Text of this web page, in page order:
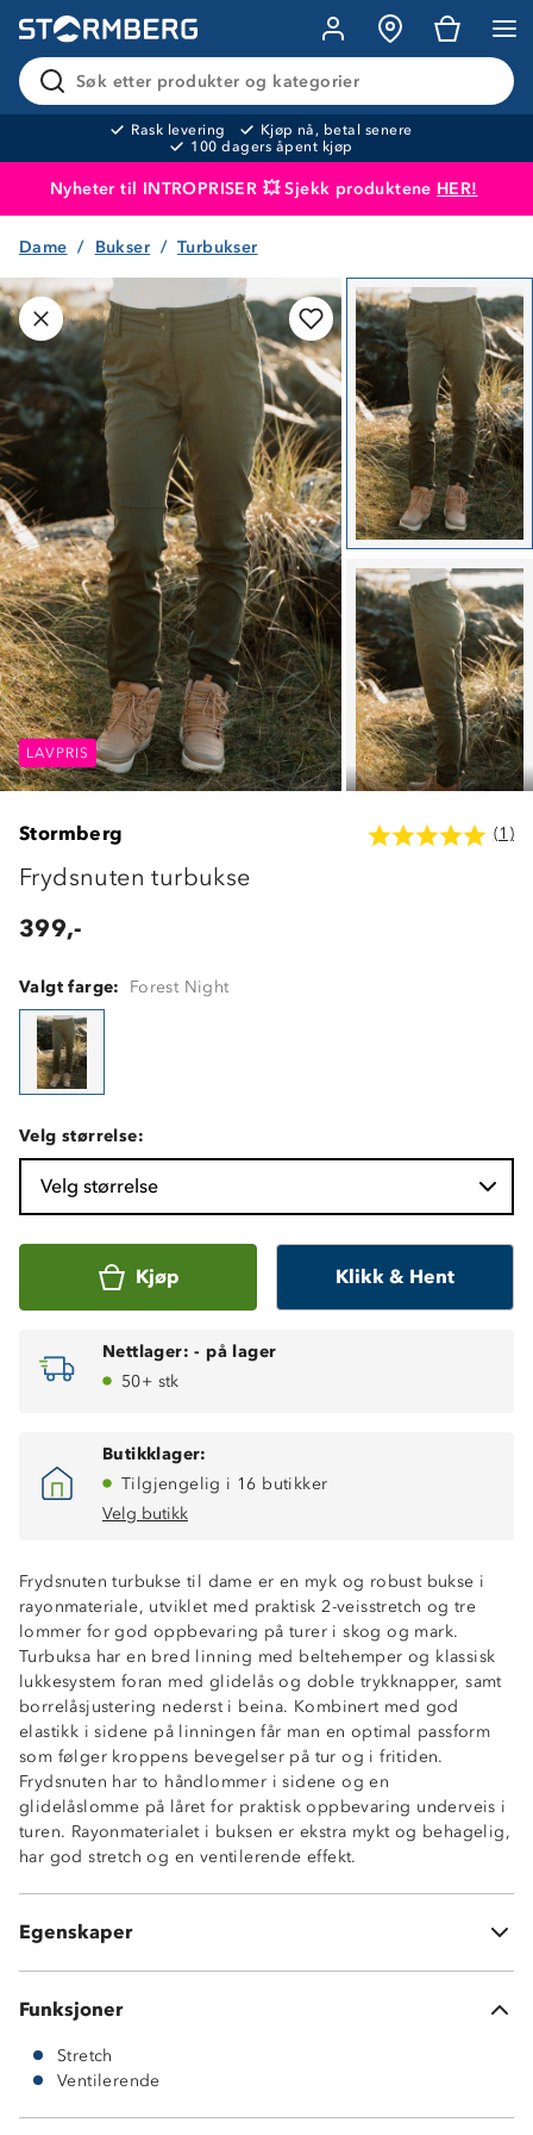
Søk etter produkter og kategorier
Rask levering
Kjøp nå, betal senere
100 dagers åpent kjøp
Nyheter til INTROPRISER 💥 Sjekk produktene HER!
Produktet er lagt i handlekurven
Dame Bukser Turbukser
LAVPRIS LAVPRIS
LAVPRIS
Stormberg (1)
Frydsnuten turbukse
399,-
Valgt farge: Forest Night
Velg størrelse:
Velg størrelse
Kjøp Klikk & Hent
Nettlager: - på lager
50+ stk
Butikklager:
Tilgjengelig i 16 butikker
Velg butikk
Frydsnuten turbukse til dame er en myk og robust bukse i
rayonmateriale, utviklet med praktisk 2-veisstretch og tre
lommer for god oppbevaring på turer i skog og mark.
Turbuksa har en bred linning med beltehemper og klassisk
lukkesystem foran med glidelås og doble trykknapper, samt
borrelåsjustering nederst i beina. Kombinert med god
elastikk i sidene på linningen får man en optimal passform
som følger kroppens bevegelser på tur og i fritiden.
Frydsnuten har to håndlommer i sidene og en
glidelåslomme på låret for praktisk oppbevaring underveis i
turen. Rayonmaterialet i buksen er ekstra mykt og behagelig,
har god stretch og en ventilerende effekt.
Egenskaper
2-veisstretch
Ventilerende
2 sidelommer
1 lårlomme med glidelås
Elastisk linning
Klassisk glidelås med dobbel trykknapp og borrelås
YKK©-glidelås
Funksjoner
Stretch
Ventilerende